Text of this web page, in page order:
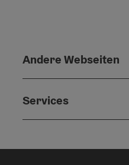
Andere Webseiten
Services